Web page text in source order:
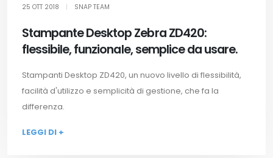
25 OTT 2018 SNAP TEAM
Stampante Desktop Zebra ZD420:
flessibile, funzionale, semplice da usare.
Stampanti Desktop ZD420, un nuovo livello di flessibilità,
facilità d'utilizzo e semplicità di gestione, che fa la
differenza.
LEGGI DI +